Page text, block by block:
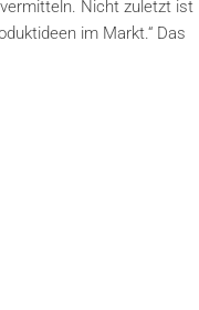
Nicht zuletzt ist
im Markt.“ Das